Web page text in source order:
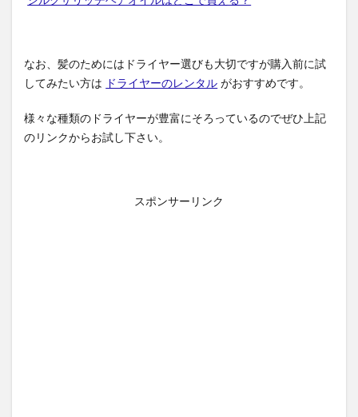
なお、髪のためにはドライヤー選びも大切ですが購入前に試
してみたい方は
ドライヤーのレンタル がおすすめです。
様々な種類のドライヤーが豊富にそろっているのでぜひ上記
のリンクからお試し下さい。
スポンサーリンク